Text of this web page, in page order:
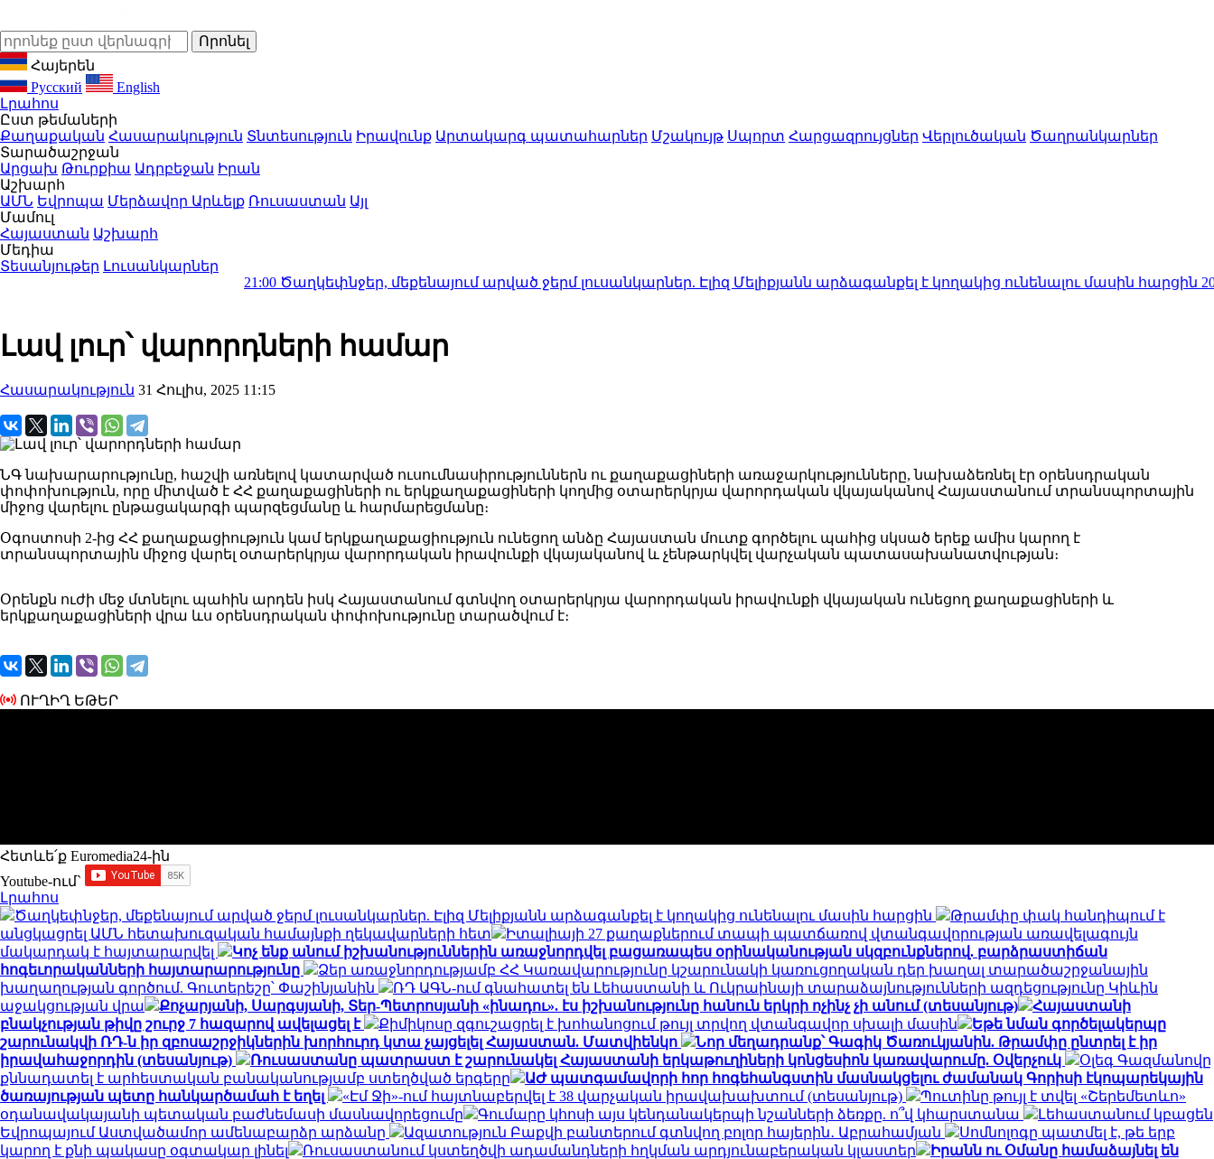
Հայերեն
Русский
English
Լրահոս
Ըստ թեմաների
Քաղաքական Հասարակություն Տնտեսություն Իրավունք Արտակարգ պատահարներ Մշակույթ Սպորտ Հարցազրույցներ Վերլուծական Ծաղրանկարներ
Տարածաշրջան
Արցախ Թուրքիա Ադրբեջան Իրան
Աշխարհ
ԱՄՆ Եվրոպա Մերձավոր Արևելք Ռուսաստան Այլ
Մամուլ
Հայաստան Աշխարհ
Մեդիա
Տեսանյութեր Լուսանկարներ
Ծաղկեփնջեր, մեքենայում արված ջերմ լուսանկարներ. Էլիզ Մելիքյանն արձագանքել է կողակից ունենալու մասին հարցին20:50
Լավ լուր՝ վարորդների համար
Հասարակություն 31 Հուլիս, 2025 11:15
ՆԳ նախարարությունը, հաշվի առնելով կատարված ուսումնասիրություններն ու քաղաքացիների առաջարկությունները, նախաձեռնել էր օրենսդրական
փոփոխություն, որը միտված է ՀՀ քաղաքացիների ու երկքաղաքացիների կողմից օտարերկրյա վարորդական վկայականով Հայաստանում տրանսպորտային
միջոց վարելու ընթացակարգի պարզեցմանը և հարմարեցմանը։
Օգոստոսի 2-ից ՀՀ քաղաքացիություն կամ երկքաղաքացիություն ունեցող անձը Հայաստան մուտք գործելու պահից սկսած երեք ամիս կարող է
տրանսպորտային միջոց վարել օտարերկրյա վարորդական իրավունքի վկայականով և չենթարկվել վարչական պատասախանատվության։
Օրենքն ուժի մեջ մտնելու պահին արդեն իսկ Հայաստանում գտնվող օտարերկրյա վարորդական իրավունքի վկայական ունեցող քաղաքացիների և
երկքաղաքացիների վրա ևս օրենսդրական փոփոխությունը տարածվում է։
ՈՒՂԻՂ ԵԹԵՐ
Հետևե՛ք Euromedia24-ին
Youtube-ում`
Լրահոս
Ծաղկեփնջեր, մեքենայում արված ջերմ լուսանկարներ. Էլիզ Մելիքյանն արձագանքել է կողակից ունենալու մասին հարցին
Թրամփը փակ հանդիպում է
անցկացրել ԱՄՆ հետախուզական համայնքի ղեկավարների հետ
Իտալիայի 27 քաղաքներում տապի պատճառով վտանգավորության առավելագույն
մակարդակ է հայտարարվել
Կոչ ենք անում իշխանություններին առաջնորդվել բացառապես օրինականության սկզբունքներով. բարձրաստիճան
հոգեւորականների հայտարարությունը
Ձեր առաջնորդությամբ ՀՀ Կառավարությունը կշարունակի կառուցողական դեր խաղալ տարածաշրջանային
խաղաղության գործում. Գուտերեշը՝ Փաշինյանին
ՌԴ ԱԳՆ-ում գնահատել են Լեհաստանի և Ուկրաինայի տարաձայնությունների ազդեցությունը Կիևին
աջակցության վրա
Քոչարյանի, Սարգսյանի, Տեր-Պետրոսյանի «ինադու». էս իշխանությունը հանուն երկրի ոչինչ չի անում (տեսանյութ)
Հայաստանի
բնակչության թիվը շուրջ 7 հազարով ավելացել է
Քիմիկոսը զգուշացրել է խոհանոցում թույլ տրվող վտանգավոր սխալի մասին
Եթե նման գործելակերպը
շարունակվի ՌԴ-ն իր զբոսաշրջիկներին խորհուրդ կտա չայցելել Հայաստան. Մատվիենկո
Նոր մեղադրանք՝ Գագիկ Ծառուկյանին. Թրամփը ընտրել է իր
իրավահաջորդին (տեսանյութ)
Ռուսաստանը պատրաստ է շարունակել Հայաստանի երկաթուղիների կոնցեսիոն կառավարումը. Օվերչուկ
Օլեգ Գազմանովը
քննադատել է արհեստական բանականությամբ ստեղծված երգերը
ԱԺ պատգամավորի հոր հոգեհանգստին մասնակցելու ժամանակ Գորիսի էկոպարեկային
ծառայության պետը հանկարծամահ է եղել
«Էմ Ջի»-ում հայտնաբերվել է 38 վարչական իրավախախտում (տեսանյութ)
Պուտինը թույլ է տվել «Շերեմետևո»
օդանավակայանի պետական բաժնեմասի մասնավորեցումը
Գումարը կհոսի այս կենդանակերպի նշանների ձեռքը. ո՞վ կհարստանա
Լեհաստանում կբացեն
Եվրոպայում Աստվածամոր ամենաբարձր արձանը
Ազատություն Բաքվի բանտերում գտնվող բոլոր հայերին․ Աբրահամյան
Սոմնոլոգը պատմել է, թե երբ
կարող է քնի պակասը օգտակար լինել
Ռուսաստանում կստեղծվի ադամանդների հղկման արդյունաբերական կլաստեր
Իրանն ու Օմանը համաձայնել են